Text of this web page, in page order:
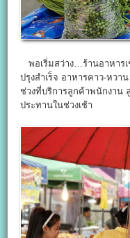
พอเริ่มสว่าง…ร้านอาหาร
ปรุงสำเร็จ อาหารคาว-หวา
ช่วงที่บริการลูกค้าพนักงาน
ประทานในช่วงเช้า